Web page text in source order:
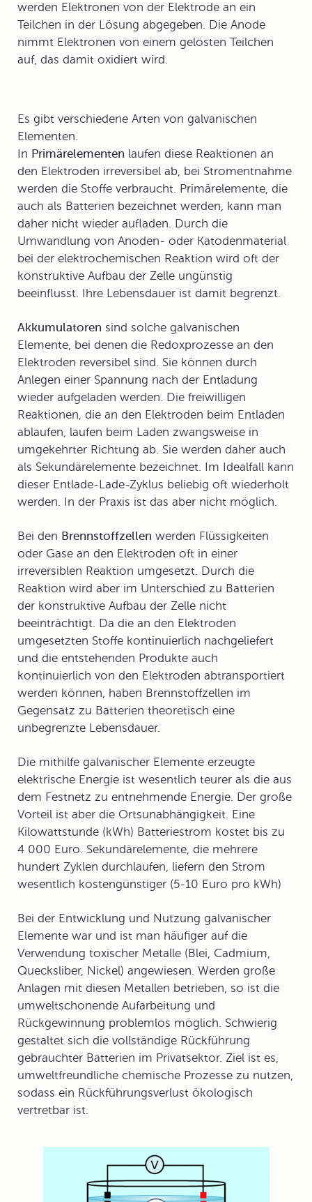
werden Elektronen von der Elektrode an ein
Teilchen in der Lösung abgegeben. Die Anode
nimmt Elektronen von einem gelösten Teilchen
auf, das damit oxidiert wird.
Es gibt verschiedene Arten von galvanischen
Elementen.
In Primärelementen laufen diese Reaktionen an
den Elektroden irreversibel ab, bei Stromentnahme
werden die Stoffe verbraucht. Primärelemente, die
auch als Batterien bezeichnet werden, kann man
daher nicht wieder aufladen. Durch die
Umwandlung von Anoden- oder Katodenmaterial
bei der elektrochemischen Reaktion wird oft der
konstruktive Aufbau der Zelle ungünstig
beeinflusst. Ihre Lebensdauer ist damit begrenzt.
Akkumulatoren sind solche galvanischen
Elemente, bei denen die Redoxprozesse an den
Elektroden reversibel sind. Sie können durch
Anlegen einer Spannung nach der Entladung
wieder aufgeladen werden. Die freiwilligen
Reaktionen, die an den Elektroden beim Entladen
ablaufen, laufen beim Laden zwangsweise in
umgekehrter Richtung ab. Sie werden daher auch
als Sekundärelemente bezeichnet. Im Idealfall kann
dieser Entlade-Lade-Zyklus beliebig oft wiederholt
werden. In der Praxis ist das aber nicht möglich.
Bei den Brennstoffzellen werden Flüssigkeiten
oder Gase an den Elektroden oft in einer
irreversiblen Reaktion umgesetzt. Durch die
Reaktion wird aber im Unterschied zu Batterien
der konstruktive Aufbau der Zelle nicht
beeinträchtigt. Da die an den Elektroden
umgesetzten Stoffe kontinuierlich nachgeliefert
und die entstehenden Produkte auch
kontinuierlich von den Elektroden abtransportiert
werden können, haben Brennstoffzellen im
Gegensatz zu Batterien theoretisch eine
unbegrenzte Lebensdauer.
Die mithilfe galvanischer Elemente erzeugte
elektrische Energie ist wesentlich teurer als die aus
dem Festnetz zu entnehmende Energie. Der große
Vorteil ist aber die Ortsunabhängigkeit. Eine
Kilowattstunde (kWh) Batteriestrom kostet bis zu
4 000 Euro. Sekundärelemente, die mehrere
hundert Zyklen durchlaufen, liefern den Strom
wesentlich kostengünstiger (5-10 Euro pro kWh)
Bei der Entwicklung und Nutzung galvanischer
Elemente war und ist man häufiger auf die
Verwendung toxischer Metalle (Blei, Cadmium,
Quecksliber, Nickel) angewiesen. Werden große
Anlagen mit diesen Metallen betrieben, so ist die
umweltschonende Aufarbeitung und
Rückgewinnung problemlos möglich. Schwierig
gestaltet sich die vollständige Rückführung
gebrauchter Batterien im Privatsektor. Ziel ist es,
umweltfreundliche chemische Prozesse zu nutzen,
sodass ein Rückführungsverlust ökologisch
vertretbar ist.